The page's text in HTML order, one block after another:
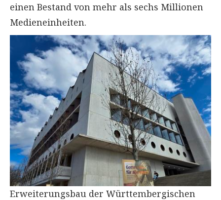
einen Bestand von mehr als sechs Millionen
Medieneinheiten.
Erweiterungsbau der Württembergischen